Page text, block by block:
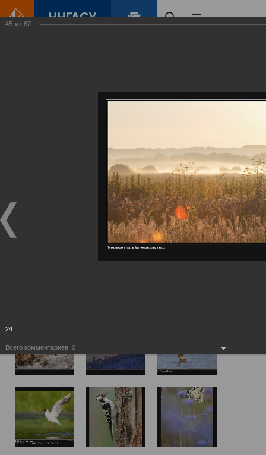
45 из 67
24
Всего комментариев: 0